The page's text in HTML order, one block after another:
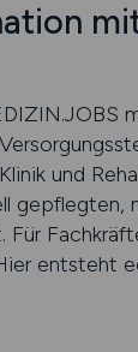
und
gepflegten,
entsteht